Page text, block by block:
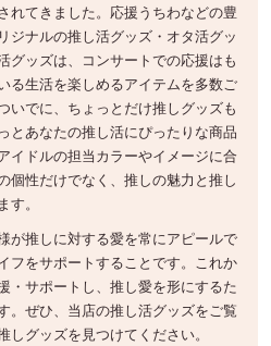
れてきました。応援うちわなどの豊
ジナルの推し活グッズ・オタ活グッ
グッズは、コンサートでの応援はも
る生活を楽しめるアイテムを多数ご
いでに、ちょっとだけ推しグッズも
とあなたの推し活にぴったりな商品
イドルの担当カラーやイメージに合
個性だけでなく、推しの魅力と推し
。
が推しに対する愛を常にアピールで
フをサポートすることです。これか
・サポートし、推し愛を形にするた
。ぜひ、当店の推し活グッズをご覧
グッズを見つけてください。